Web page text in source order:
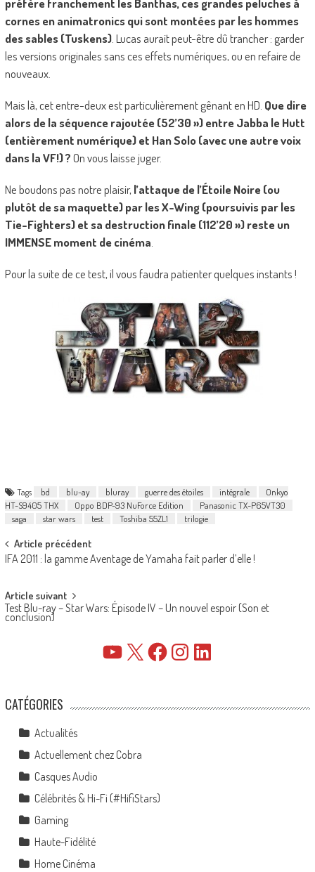
préfère franchement les Banthas, ces grandes peluches à
cornes en animatronics qui sont montées par les hommes
des sables (Tuskens). Lucas aurait peut-être dû trancher : garder
les versions originales sans ces effets numériques, ou en refaire de
nouveaux.
Mais là, cet entre-deux est particulièrement gênant en HD. Que dire
alors de la séquence rajoutée (52’30 ») entre Jabba le Hutt
(entièrement numérique) et Han Solo (avec une autre voix
dans la VF!) ?On vous laisse juger.
Ne boudons pas notre plaisir, l’attaque de l’Étoile Noire (ou
plutôt de sa maquette) par les X-Wing (poursuivis par les
Tie-Fighters) et sa destruction finale (112’20 ») reste un
IMMENSE moment de cinéma
Pour la suite de ce test, il vous faudra patienter quelques instants !
Tags bd blu-ay bluray guerre des étoiles intégrale
Onkyo
HT-S9405 THX
Oppo BDP-93 NuForce Edition
Panasonic TX-P65VT30
saga
star wars test Toshiba 55ZL1 trilogie
Post
navigation
Article précédent
IFA 2011 : la gamme Aventage de Yamaha fait parler d’elle !
Article suivant
Test Blu-ray – Star Wars: Épisode IV – Un nouvel espoir (Son et
conclusion)
YouTube FacebookInstagramLinkedIn
CATÉGORIES
Actualités
Actuellement chez Cobra
Casques Audio
Célébrités & Hi-Fi (#HifiStars)
Gaming
Haute-Fidélité
Home Cinéma